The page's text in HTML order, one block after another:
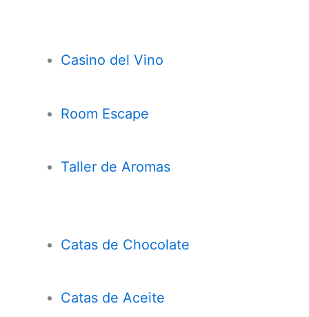
Casino del Vino
Room Escape
Taller de Aromas
Catas de Chocolate
Catas de Aceite